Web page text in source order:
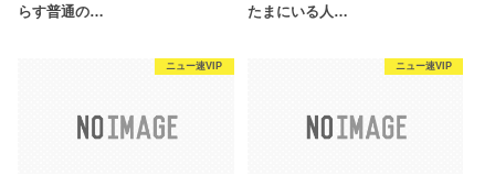
らす普通の…
たまにいる人…
ニュー速VIP ニュー速VIP